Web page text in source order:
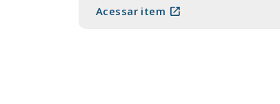
Acessar item open_in_new